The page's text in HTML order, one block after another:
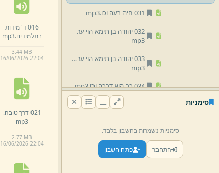
031 חיה רעה וכו.
mp3
032 יהודה בן תימא הוי עז.
mp3
033 יהודה בן תימא הוי עז הוא היה אומר בן ה' למקרא.
mp3
034 כך היא דרכה וכו.
mp3
mp3
mp3
037 כל אהבה שהיא תלויה.
mp3
סימניות
סימניות נשמרות בחשבון בלבד.
התחבר פתח חשבון
016 ד' מידות
בתלמידים.mp3
3.44 MB
16/06/2026 22:04
021 דרך טובה.
mp3
2.77 MB
16/06/2026 22:04